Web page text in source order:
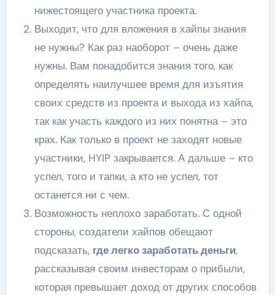
нижестоящего участника проекта.
Выходит, что для вложения в хайпы знания
не нужны? Как раз наоборот – очень даже
нужны. Вам понадобится знания того, как
определять наилучшее время для изъятия
своих средств из проекта и выхода из хайпа,
так как участь каждого из них понятна – это
крах. Как только в проект не заходят новые
участники, HYIP закрывается. А дальше – кто
успел, того и тапки, а кто не успел, тот
останется ни с чем.
Возможность неплохо заработать. С одной
стороны, создатели хайпов обещают
подсказать, где легко заработать деньги,
рассказывая своим инвесторам о прибыли,
которая превышает доход от других способов